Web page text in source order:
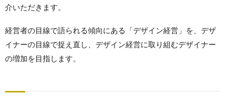
介いただきます。
経営者の目線で語られる傾向にある「デザイン経営」を、デザ
イナーの目線で捉え直し、デザイン経営に取り組むデザイナー
の増加を目指します。